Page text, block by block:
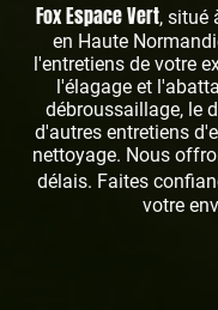
Fox Espace Vert, situé
en Haute
l'entretiens de votre
l'élagage et
débroussaillage, le
d'autres entretiens
nettoyage. Nous
délais. Faites
votre